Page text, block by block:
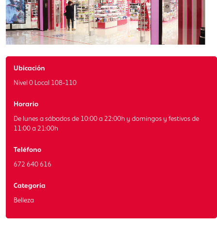
Ubicación
Nivel 0 Local 108-110
Horario
De lunes a sábados de 10:00 a 22:00h y domingos y festivos de
11:00 a 21:00h
Teléfono
672 640 616
Categoría
Belleza